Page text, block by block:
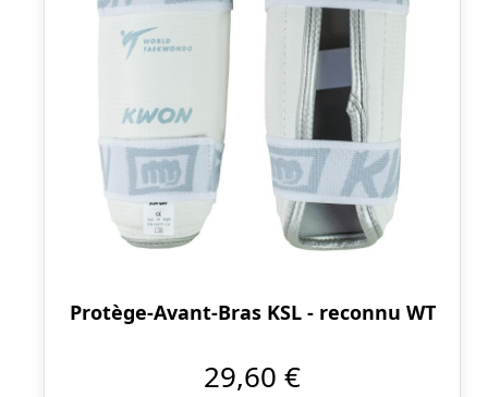
Protège-Avant-Bras KSL - reconnu WT
29,60 €